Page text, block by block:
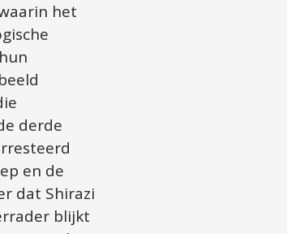
het
derde
en de
dat Shirazi
blijkt